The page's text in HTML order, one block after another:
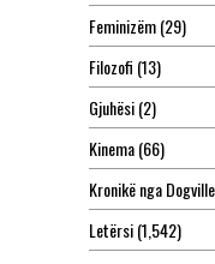
Feminizëm(29)
Filozofi (13)
Gjuhësi(2)
Kinema(66)
Kronikë nga Dogville
Letërsi(1,542)